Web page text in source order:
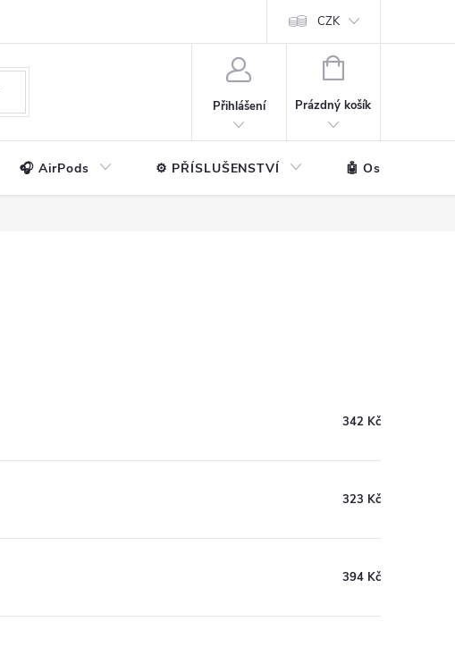
CZK
Přihlášení
NÁKUPNÍ
Prázdný košík
🎧 AirPods ⚙️ PŘÍSLUŠENSTVÍ 🤖 Ostatní
342 Kč
323 Kč
394 Kč